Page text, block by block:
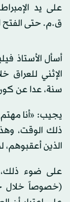
ق.م. حتى الفتح
أسأل الأستاذ
الإثني للعراق
سنة، عدا عن كون
يجيب: «أنا مهتم
ذلك الوقت،
الذين
على ضوء ذلك،
(خصوصاً خلال